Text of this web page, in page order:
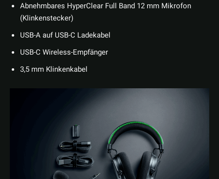
Abnehmbares HyperClear Full Band 12 mm Mikrofon
(Klinkenstecker)
USB-A auf USB-C Ladekabel
USB-C Wireless-Empfänger
3,5 mm Klinkenkabel